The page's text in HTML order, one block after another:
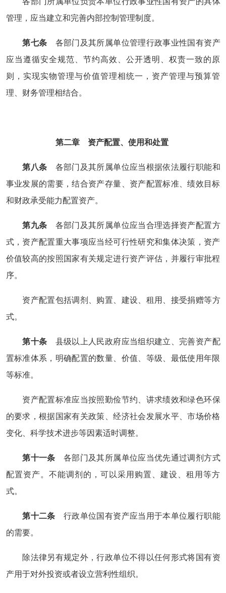
管理，应当建立和完善内部控制管理制度。
第七条 各部门及其所属单位管理行政事业性国有资产
应当遵循安全规范、节约高效、公开透明、权责一致的原
则，实现实物管理与价值管理相统一，资产管理与预算管
理、财务管理相结合。
第二章 资产配置、使用和处置
第八条 各部门及其所属单位应当根据依法履行职能和
事业发展的需要，结合资产存量、资产配置标准、绩效目标
和财政承受能力配置资产。
第九条 各部门及其所属单位应当合理选择资产配置方
式，资产配置重大事项应当经可行性研究和集体决策，资产
价值较高的按照国家有关规定进行资产评估，并履行审批程
序。
资产配置包括调剂、购置、建设、租用、接受捐赠等方
式。
第十条 县级以上人民政府应当组织建立、完善资产配
置标准体系，明确配置的数量、价值、等级、最低使用年限
等标准。
资产配置标准应当按照勤俭节约、讲求绩效和绿色环保
的要求，根据国家有关政策、经济社会发展水平、市场价格
变化、科学技术进步等因素适时调整。
第十一条 各部门及其所属单位应当优先通过调剂方式
配置资产。不能调剂的，可以采用购置、建设、租用等方
式。
第十二条 行政单位国有资产应当用于本单位履行职能
的需要。
除法律另有规定外，行政单位不得以任何形式将国有资
产用于对外投资或者设立营利性组织。